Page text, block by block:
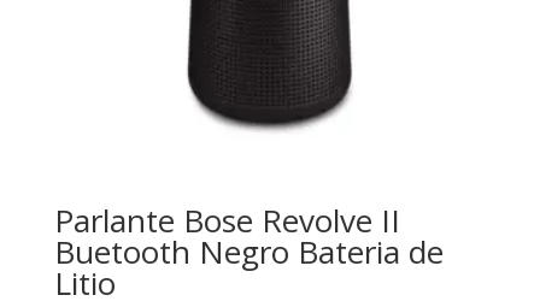
Parlante Bose Revolve II
Buetooth Negro Bateria de
Litio